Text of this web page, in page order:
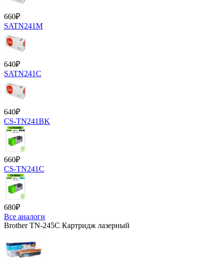
660₽
SATN241M
640₽
SATN241C
640₽
CS-TN241BK
660₽
CS-TN241C
680₽
Все аналоги
Brother TN-245C Картридж лазерный